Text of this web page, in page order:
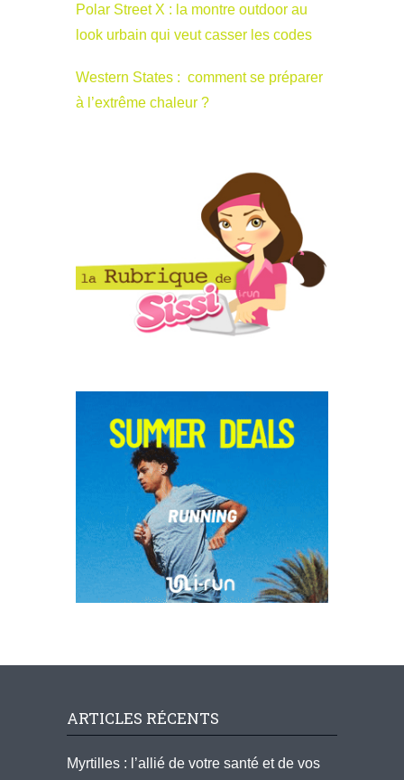
Polar Street X : la montre outdoor au
look urbain qui veut casser les codes
Western States : comment se préparer
à l’extrême chaleur ?
ARTICLES RÉCENTS
Myrtilles : l’allié de votre santé et de vos